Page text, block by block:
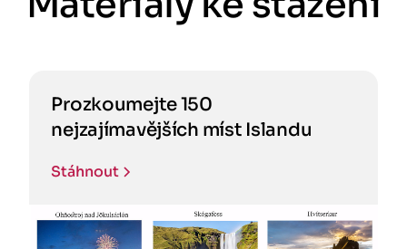
Prozkoumejte 150
nejzajímavějších míst Islandu
Stáhnout